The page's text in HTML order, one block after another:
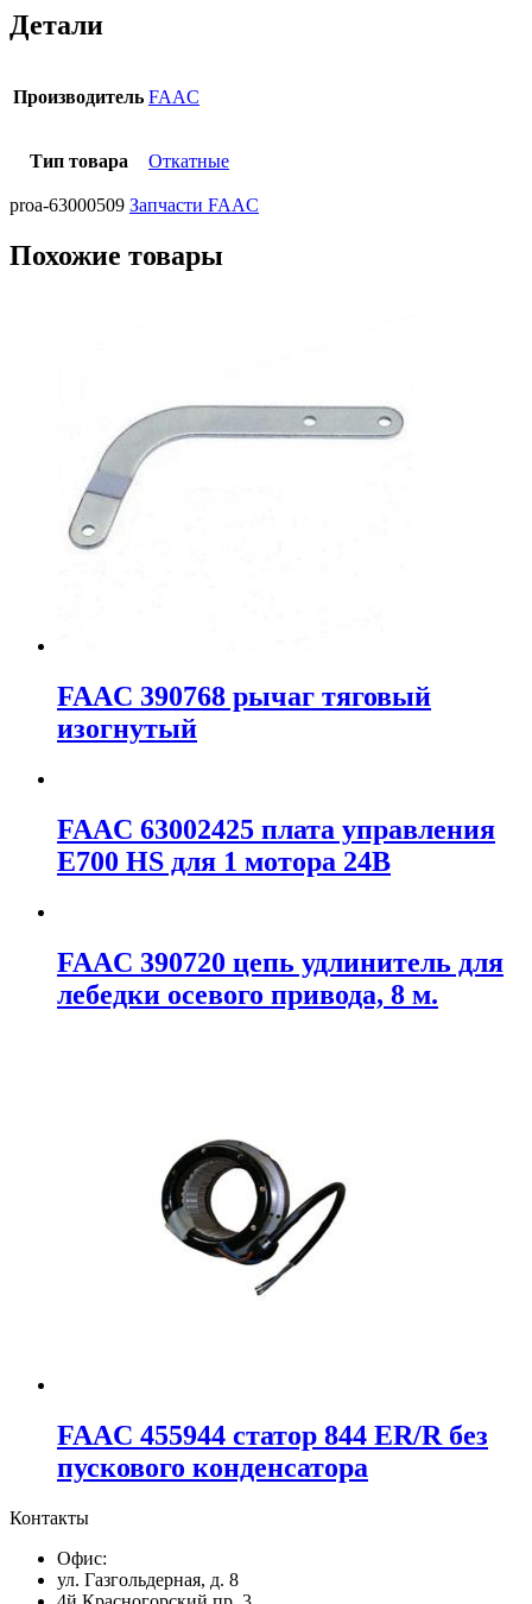
Детали
Производитель FAAC
Тип товара Откатные
proa-63000509 Запчасти FAAC
Похожие товары
FAAC 390768 рычаг тяговый
изогнутый
FAAC 63002425 плата управления
E700 HS для 1 мотора 24В
FAAC 390720 цепь удлинитель для
лебедки осевого привода, 8 м.
FAAC 455944 статор 844 ER/R без
пускового конденсатора
Контакты
Офис:
ул. Газгольдерная, д. 8